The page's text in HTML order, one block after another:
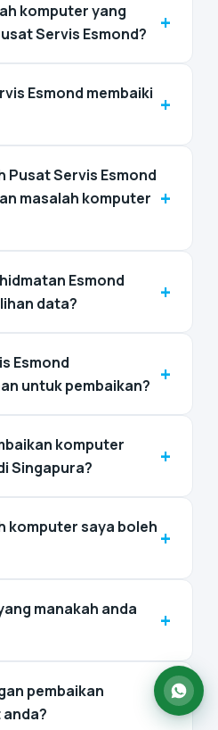
komputer yang
Servis Esmond?
+
Esmond membaiki +
Servis Esmond
masalah komputer +
Esmond
data?
+
Esmond
untuk pembaikan? +
komputer
Singapura?
+
komputer saya boleh +
manakah anda
+
pembaikan
+